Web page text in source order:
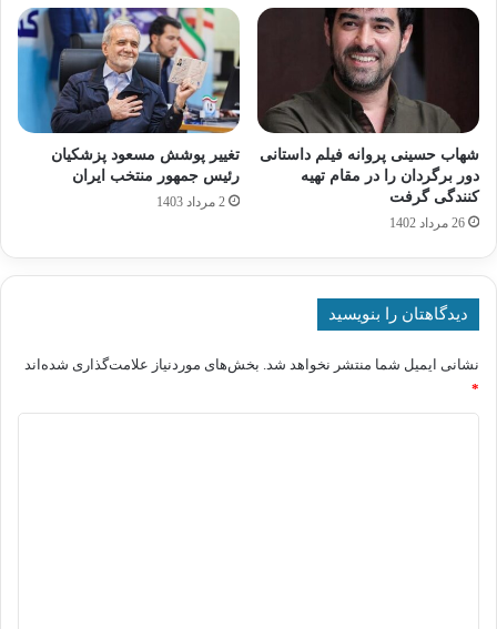
شهاب حسینی پروانه فیلم داستانی
دور برگردان را در مقام تهیه
کنندگی گرفت
26 مرداد 1402
تغییر پوشش مسعود پزشکیان
رئیس جمهور منتخب ایران
2 مرداد 1403
دیدگاهتان را بنویسید
نشانی ایمیل شما منتشر نخواهد شد. بخش‌های موردنیاز علامت‌گذاری شده‌اند
*